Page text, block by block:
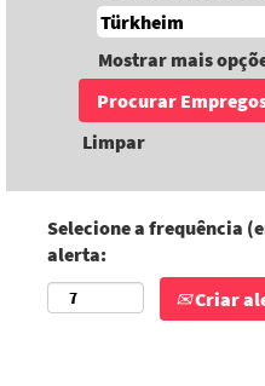
Mostrar mais
Limpar
Selecione a frequência
alerta:
Criar